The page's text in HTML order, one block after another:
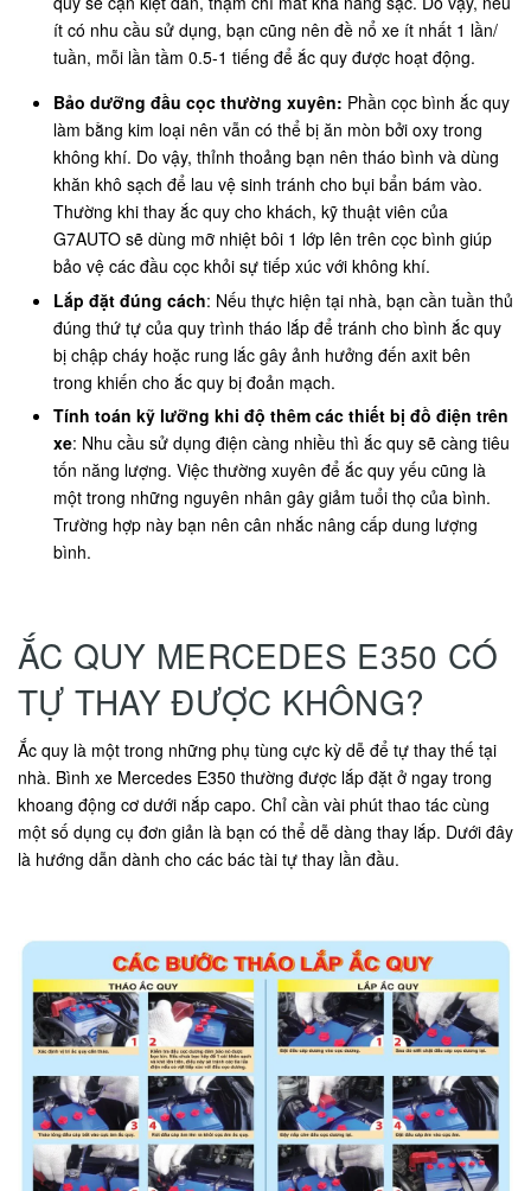
ít có nhu cầu sử dụng, bạn cũng nên đề nổ xe ít nhất 1 lần/
tuần, mỗi lần tầm 0.5-1 tiếng để ắc quy được hoạt động.
Bảo dưỡng đầu cọc thường xuyên: Phần cọc bình ắc quy
làm bằng kim loại nên vẫn có thể bị ăn mòn bởi oxy trong
không khí. Do vậy, thỉnh thoảng bạn nên tháo bình và dùng
khăn khô sạch để lau vệ sinh tránh cho bụi bẩn bám vào.
Thường khi thay ắc quy cho khách, kỹ thuật viên của
G7AUTO sẽ dùng mỡ nhiệt bôi 1 lớp lên trên cọc bình giúp
bảo vệ các đầu cọc khỏi sự tiếp xúc với không khí.
Lắp đặt đúng cách: Nếu thực hiện tại nhà, bạn cần tuần thủ
đúng thứ tự của quy trình tháo lắp để tránh cho bình ắc quy
bị chập cháy hoặc rung lắc gây ảnh hưởng đến axit bên
trong khiến cho ắc quy bị đoản mạch.
Tính toán kỹ lưỡng khi độ thêm các thiết bị đồ điện trên
xe: Nhu cầu sử dụng điện càng nhiều thì ắc quy sẽ càng tiêu
tốn năng lượng. Việc thường xuyên để ắc quy yếu cũng là
một trong những nguyên nhân gây giảm tuổi thọ của bình.
Trường hợp này bạn nên cân nhắc nâng cấp dung lượng
bình.
ẮC QUY MERCEDES E350 CÓ
TỰ THAY ĐƯỢC KHÔNG?
Ắc quy là một trong những phụ tùng cực kỳ dễ để tự thay thế tại
nhà. Bình xe Mercedes E350 thường được lắp đặt ở ngay trong
khoang động cơ dưới nắp capo. Chỉ cần vài phút thao tác cùng
một số dụng cụ đơn giản là bạn có thể dễ dàng thay lắp. Dưới đây
là hướng dẫn dành cho các bác tài tự thay lần đầu.